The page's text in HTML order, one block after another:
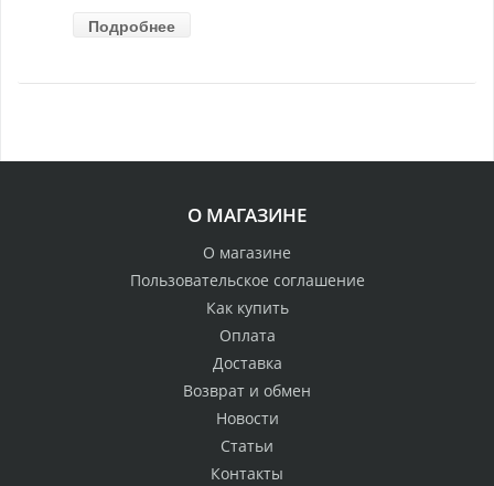
Подробнее
О МАГАЗИНЕ
О магазине
Пользовательское соглашение
Как купить
Оплата
Доставка
Возврат и обмен
Новости
Статьи
Контакты